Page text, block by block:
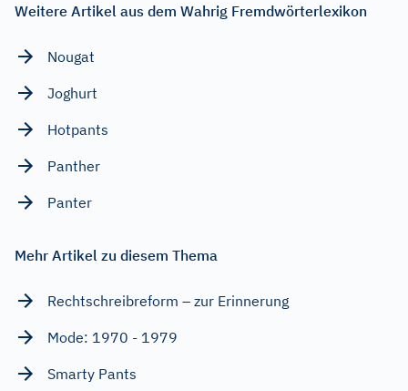
Weitere Artikel aus dem Wahrig Fremdwörterlexikon
Nougat
Joghurt
Hotpants
Panther
Panter
Mehr Artikel zu diesem Thema
Rechtschreibreform – zur Erinnerung
Mode: 1970 - 1979
Smarty Pants